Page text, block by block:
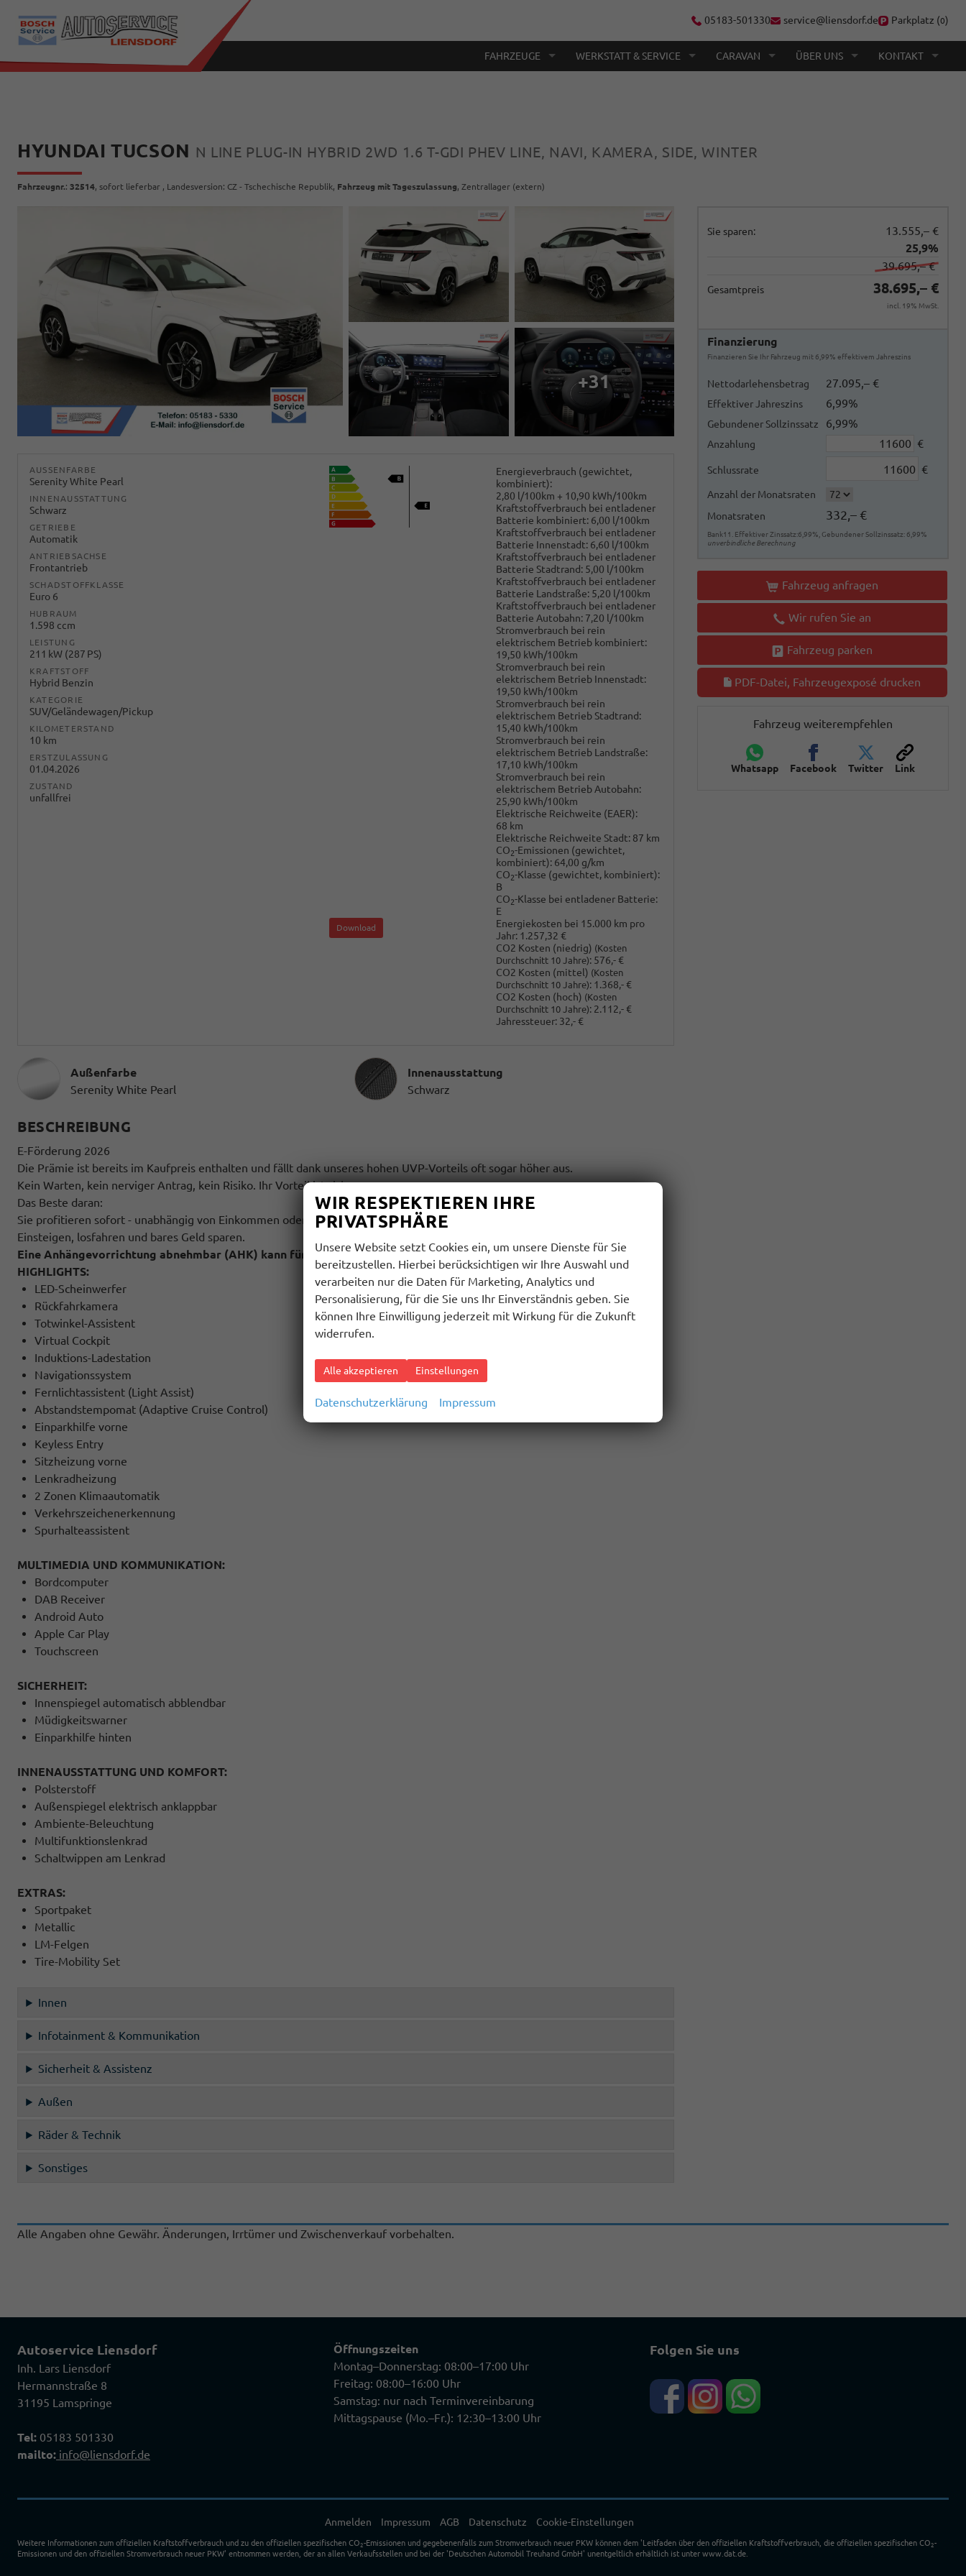
05183-501330 service@liensdorf.de Parkplatz (0)
FAHRZEUGE WERKSTATT & SERVICE CARAVAN ÜBER UNS KONTAKT
HYUNDAI TUCSON N LINE PLUG-IN HYBRID 2WD 1.6 T-GDI PHEV LINE, NAVI, KAMERA, SIDE, WINTER
Fahrzeugnr.: 32514, sofort lieferbar , Landesversion: CZ - Tschechische Republik, Fahrzeug mit Tageszulassung, Zentrallager (extern)
Sie sparen:
13.555,– €
25,9%
39.695,– €
Gesamtpreis 38.695,– €
incl. 19% MwSt.
Finanzierung
Finanzieren Sie Ihr Fahrzeug mit 6,99% effektivem Jahreszins
Nettodarlehensbetrag 27.095,– €
Effektiver Jahreszins 6,99%
Gebundener Sollzinssatz 6,99%
Anzahlung €
Schlussrate €
Anzahl der Monatsraten
Monatsraten
332,– €
Bank11. Effektiver Zinssatz:6,99%, Gebundener Sollzinssatz: 6,99%
unverbindliche Berechnung
Fahrzeug anfragen
Wir rufen Sie an
Fahrzeug parken
PDF-Datei, Fahrzeugexposé drucken
Fahrzeug weiterempfehlen
Whatsapp Facebook Twitter Link
+31
AUSSENFARBE
Serenity White Pearl
INNENAUSSTATTUNG
Schwarz
GETRIEBE
Automatik
ANTRIEBSACHSE
Frontantrieb
SCHADSTOFFKLASSE
Euro 6
HUBRAUM
1.598 ccm
LEISTUNG
211 kW (287 PS)
KRAFTSTOFF
Hybrid Benzin
KATEGORIE
SUV/Geländewagen/Pickup
KILOMETERSTAND
10 km
ERSTZULASSUNG
01.04.2026
ZUSTAND
unfallfrei
Energieverbrauch (gewichtet,
kombiniert):
2,80 l/100km + 10,90 kWh/100km
Kraftstoffverbrauch bei entladener
Batterie kombiniert: 6,00 l/100km
Kraftstoffverbrauch bei entladener
Batterie Innenstadt: 6,60 l/100km
Kraftstoffverbrauch bei entladener
Batterie Stadtrand: 5,00 l/100km
Kraftstoffverbrauch bei entladener
Batterie Landstraße: 5,20 l/100km
Kraftstoffverbrauch bei entladener
Batterie Autobahn: 7,20 l/100km
Stromverbrauch bei rein
elektrischem Betrieb kombiniert:
19,50 kWh/100km
Stromverbrauch bei rein
elektrischem Betrieb Innenstadt:
19,50 kWh/100km
Stromverbrauch bei rein
elektrischem Betrieb Stadtrand:
15,40 kWh/100km
Stromverbrauch bei rein
elektrischem Betrieb Landstraße:
17,10 kWh/100km
Stromverbrauch bei rein
elektrischem Betrieb Autobahn:
25,90 kWh/100km
Elektrische Reichweite (EAER):
68 km
Elektrische Reichweite Stadt: 87 km
CO2-Emissionen (gewichtet,
kombiniert): 64,00 g/km
CO2-Klasse (gewichtet, kombiniert):
B
CO2-Klasse bei entladener Batterie:
E
Download
Energiekosten bei 15.000 km pro
Jahr: 1.257,32 €
CO2 Kosten (niedrig) (Kosten
Durchschnitt 10 Jahre): 576,- €
CO2 Kosten (mittel) (Kosten
Durchschnitt 10 Jahre): 1.368,- €
CO2 Kosten (hoch) (Kosten
Durchschnitt 10 Jahre): 2.112,- €
Jahressteuer: 32,- €
Außenfarbe
Serenity White Pearl
InnenausstattungInnenausstattung
Schwarz
BESCHREIBUNG
E-Förderung 2026
Die Prämie ist bereits im Kaufpreis enthalten und fällt dank unseres hohen UVP-Vorteils oft sogar höher aus.
Kein Warten, kein nerviger Antrag, kein Risiko. Ihr Vorteil ist sicher.
Das Beste daran:
Sie profitieren sofort - unabhängig von Einkommen oder Förderfähigkeit.
Einsteigen, losfahren und bares Geld sparen.
Eine Anhängevorrichtung abnehmbar (AHK) kann für nur 1.000 € nachgerüstet werden
HIGHLIGHTS:
LED-Scheinwerfer
Rückfahrkamera
Totwinkel-Assistent
Virtual Cockpit
Induktions-Ladestation
Navigationssystem
Fernlichtassistent (Light Assist)
Abstandstempomat (Adaptive Cruise Control)
Einparkhilfe vorne
Keyless Entry
Sitzheizung vorne
Lenkradheizung
2 Zonen Klimaautomatik
Verkehrszeichenerkennung
Spurhalteassistent
MULTIMEDIA UND KOMMUNIKATION:
Bordcomputer
DAB Receiver
Android Auto
Apple Car Play
Touchscreen
SICHERHEIT:
Innenspiegel automatisch abblendbar
Müdigkeitswarner
Einparkhilfe hinten
INNENAUSSTATTUNG UND KOMFORT:
Polsterstoff
Außenspiegel elektrisch anklappbar
Ambiente-Beleuchtung
Multifunktionslenkrad
Schaltwippen am Lenkrad
EXTRAS:
Sportpaket
Metallic
LM-Felgen
Tire-Mobility Set
Innen
Infotainment & Kommunikation
Sicherheit & Assistenz
Außen
Räder & Technik
Sonstiges
Alle Angaben ohne Gewähr. Änderungen, Irrtümer und Zwischenverkauf vorbehalten.
Autoservice Liensdorf
Inh. Lars Liensdorf
Hermannstraße 8
31195 Lamspringe
Tel: 05183 501330
mailto: info@liensdorf.de
Öffnungszeiten
Montag–Donnerstag: 08:00–17:00 Uhr
Freitag: 08:00–16:00 Uhr
Samstag: nur nach Terminvereinbarung
Mittagspause (Mo.–Fr.): 12:30–13:00 Uhr
Folgen Sie uns
Anmelden Impressum AGB Datenschutz Cookie-Einstellungen
Weitere Informationen zum offiziellen Kraftstoffverbrauch und zu den offiziellen spezifischen CO2-Emissionen und gegebenenfalls zum Stromverbrauch neuer PKW können dem 'Leitfaden über den offiziellen Kraftstoffverbrauch, die offiziellen spezifischen CO2-
Emissionen und den offiziellen Stromverbrauch neuer PKW' entnommen werden, der an allen Verkaufsstellen und bei der 'Deutschen Automobil Treuhand GmbH' unentgeltlich erhältlich ist unter www.dat.de.
WIR RESPEKTIEREN IHRE
PRIVATSPHÄRE
Unsere Website setzt Cookies ein, um unsere Dienste für Sie
bereitzustellen. Hierbei berücksichtigen wir Ihre Auswahl und
verarbeiten nur die Daten für Marketing, Analytics und
Personalisierung, für die Sie uns Ihr Einverständnis geben. Sie
können Ihre Einwilligung jederzeit mit Wirkung für die Zukunft
widerrufen.
Alle akzeptieren Einstellungen
Datenschutzerklärung Impressum